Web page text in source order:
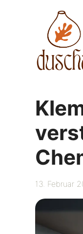
13. Februar